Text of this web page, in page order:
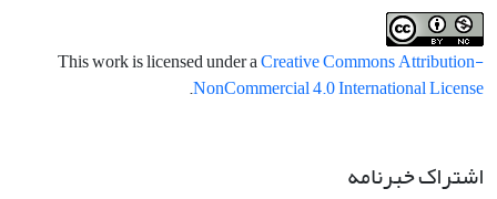
This work is licensed under aCreative Commons Attribution-
NonCommercial 4.0 International License
.
اشتراک خبرنامه